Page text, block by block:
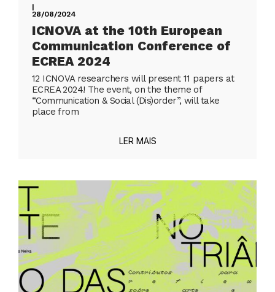
|
28/08/2024
ICNOVA at the 10th European
Communication Conference of
ECREA 2024
12 ICNOVA researchers will present 11 papers at
ECREA 2024! The event, on the theme of
“Communication & Social (Dis)order”, will take
place from
LER MAIS